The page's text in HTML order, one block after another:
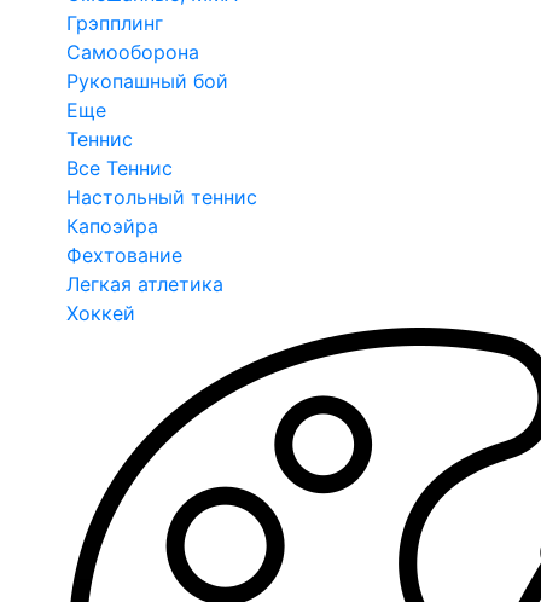
Грэпплинг
Самооборона
Рукопашный бой
Еще
Теннис
Все Теннис
Настольный теннис
Капоэйра
Фехтование
Легкая атлетика
Хоккей